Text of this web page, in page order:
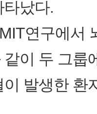
났다.
연구에서
같이 두 그룹
이 발생한 환